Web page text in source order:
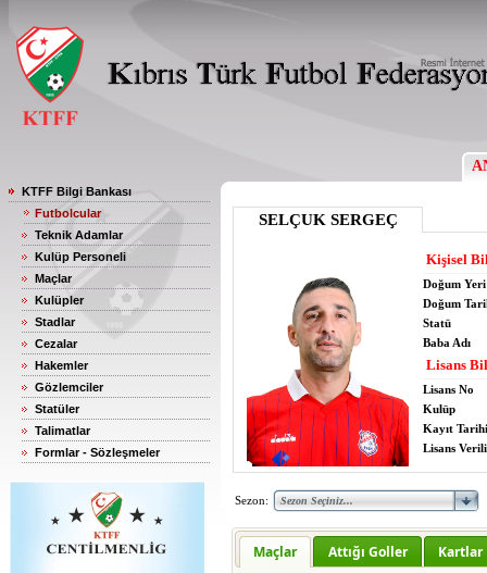
KTFF Bilgi Bankası
Futbolcular
Teknik Adamlar
Kulüp Personeli
Maçlar
Kulüpler
Stadlar
Cezalar
Hakemler
Gözlemciler
Statüler
Talimatlar
Formlar - Sözleşmeler
SELÇUK SERGEÇ
Kişisel
Doğum Yeri
Doğum
Statü
Baba Adı
Lisans
Lisans No
Kulüp
Kayıt Tarihi
Lisans
Sezon:
Maçlar Attığı Goller Kartlar